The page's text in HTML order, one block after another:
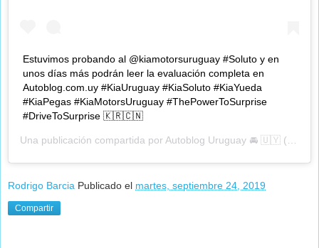
Estuvimos probando al @kiamotorsuruguay #Soluto y en
unos días más podrán leer la evaluación completa en
Autoblog.com.uy #KiaUruguay #KiaSoluto #KiaYueda
#KiaPegas #KiaMotorsUruguay #ThePowerToSurprise
#DriveToSurprise 🇰🇷🇨🇳
Una publicación compartida por Autoblog Uruguay 🚘 🇺🇾 (@autobloguy) el
Rodrigo Barcia Publicado el martes, septiembre 24, 2019
Compartir